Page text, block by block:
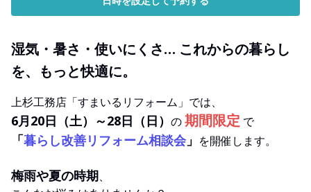
湿気・暑さ・使いにくさ… これからの暮らし
を、もっと快適に。
上杉工務店「すまいるリフォーム」では、
6月20日（土）～28日（日） の期間限定 で
「暮らし改善リフォーム相談会」 を開催します。
梅雨や夏の時期、